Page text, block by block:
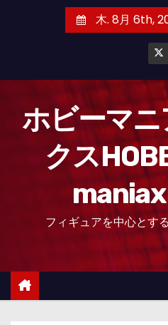
木. 8月 6th,
ホビーマ
クス
maniax
フィギュアを中心とす